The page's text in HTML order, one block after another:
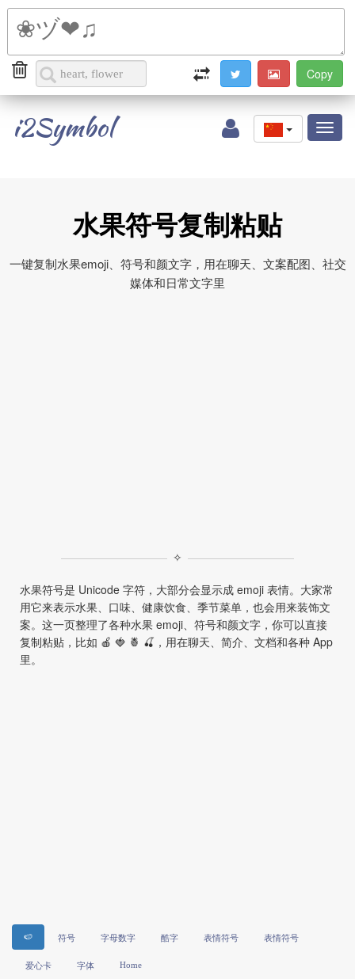
i2Symbol
水果符号复制粘贴
一键复制水果emoji、符号和颜文字，用在聊天、文案配图、社交
媒体和日常文字里
✧
水果符号是 Unicode 字符，大部分会显示成 emoji 表情。大家常
用它来表示水果、口味、健康饮食、季节菜单，也会用来装饰文
案。这一页整理了各种水果 emoji、符号和颜文字，你可以直接
复制粘贴，比如 🍎 🍓 🍍 🍒，用在聊天、简介、文档和各种 App
里。
🍉 符号 字母数字 酷字 表情符号 表情符号
爱心卡 字体 Home